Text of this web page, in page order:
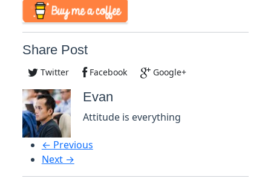
Share Post
Twitter Facebook Google+
Evan
Attitude is everything
← Previous
Next →